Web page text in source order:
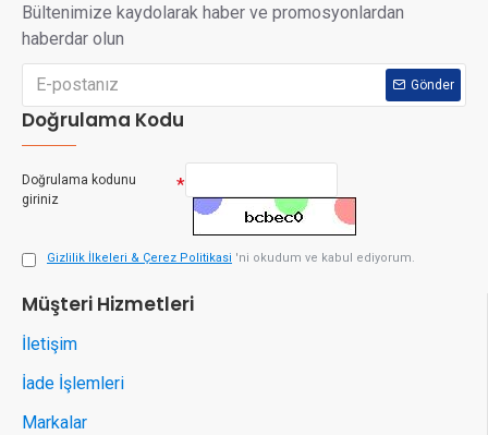
Bültenimize kaydolarak haber ve promosyonlardan
haberdar olun
Gönder
Doğrulama Kodu
Doğrulama kodunu
giriniz
Gizlilik İlkeleri & Çerez Politikasi 'ni okudum ve kabul ediyorum.
Müşteri Hizmetleri
İletişim
İade İşlemleri
Markalar